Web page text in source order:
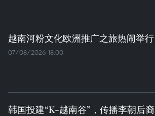
越南河粉文化欧洲推广之旅热闹举行
07/08/2026 18:00
韩国投建“K-越南谷”，传播李朝后裔